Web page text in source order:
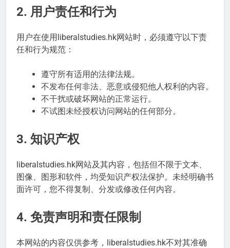
2. 用户责任和行为
用户在使用liberalstudies.hk网站时，必须遵守以下责
任和行为规范：
遵守所有适用的法律法规。
不发布任何非法、恶意或侵犯他人权利的内容。
不干扰或破坏网站的正常运行。
不试图未经授权访问网站的任何部分。
3. 知识产权
liberalstudies.hk网站及其内容，包括但不限于文本、
图像、图形和软件，均受知识产权法保护。未经明确书
面许可，您不得复制、分发或修改任何内容。
4. 免责声明和责任限制
本网站的内容仅供参考，liberalstudies.hk不对其准确